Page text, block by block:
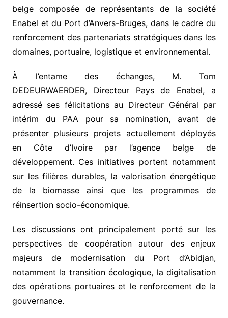
belge composée de représentants de la société
Enabel et du Port d’Anvers-Bruges, dans le cadre du
renforcement des partenariats stratégiques dans les
domaines, portuaire, logistique et environnemental.
À l’entame des échanges, M. Tom
DEDEURWAERDER, Directeur Pays de Enabel, a
adressé ses félicitations au Directeur Général par
intérim du PAA pour sa nomination, avant de
présenter plusieurs projets actuellement déployés
en Côte d’Ivoire par l’agence belge de
développement. Ces initiatives portent notamment
sur les filières durables, la valorisation énergétique
de la biomasse ainsi que les programmes de
réinsertion socio-économique.
Les discussions ont principalement porté sur les
perspectives de coopération autour des enjeux
majeurs de modernisation du Port d’Abidjan,
notamment la transition écologique, la digitalisation
des opérations portuaires et le renforcement de la
gouvernance.